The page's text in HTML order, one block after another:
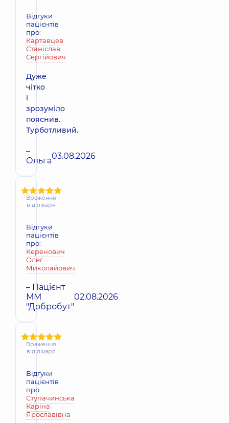
Відгуки
пацієнтів
про:
Картавцев
Станіслав
Сергійович
Дуже
чітко
і
зрозуміло
пояснив.
Турботливий.
–
Ольга03.08.2026
Враження
від лікаря
Відгуки
пацієнтів
про:
Керенович
Олег
Миколайович
– Пацієнт
ММ
"Добробут"
02.08.2026
Враження
від лікаря
Відгуки
пацієнтів
про:
Ступачинська
Каріна
Ярославівна